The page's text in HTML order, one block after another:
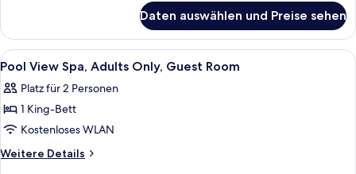
anzeigen
Front
Split
Room,
room
Daten auswählen und Preise sehen
Alle
Fotos
für
Pool
View
Spa,
Ein Hotelzimmer mit Bett, Sessel,
5
Pool View Spa, Adults Only, Guest Room
Platz für 2 Personen
1 King-Bett
Kostenloses WLAN
Weitere Details
Weitere